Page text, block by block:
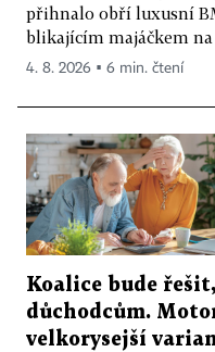
přihnalo obří luxusní
blikajícím majáčkem na
4. 8. 2026 ▪ 6 min. čtení
Koalice bude
důchodcům.
velkorysejší